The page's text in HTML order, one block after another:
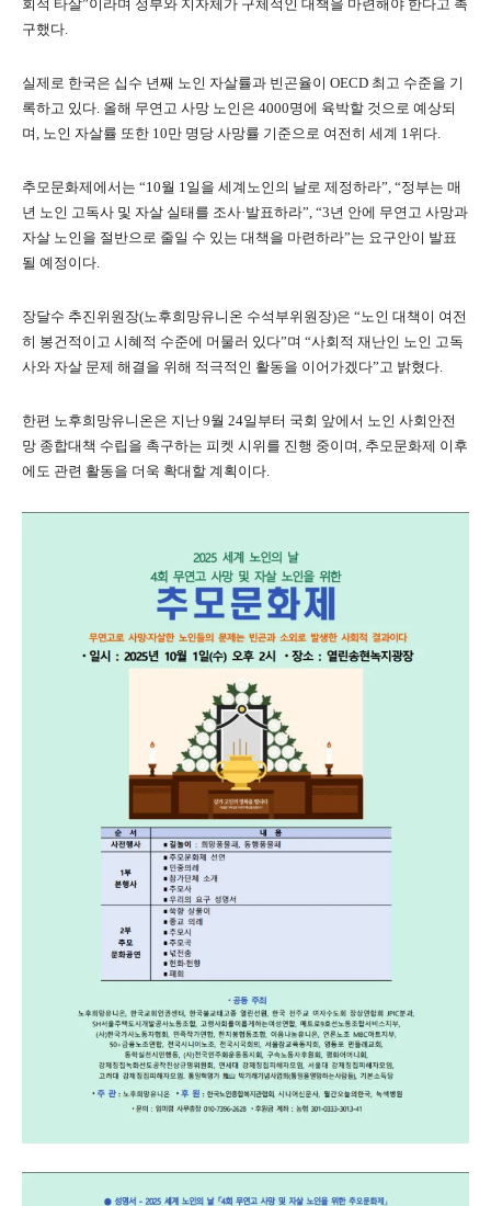
회적 타살”이라며 정부와 지자체가 구체적인 대책을 마련해야 한다고 촉
구했다.
실제로 한국은 십수 년째 노인 자살률과 빈곤율이 OECD 최고 수준을 기
록하고 있다. 올해 무연고 사망 노인은 4000명에 육박할 것으로 예상되
며, 노인 자살률 또한 10만 명당 사망률 기준으로 여전히 세계 1위다.
추모문화제에서는 “10월 1일을 세계노인의 날로 제정하라”, “정부는 매
년 노인 고독사 및 자살 실태를 조사·발표하라”, “3년 안에 무연고 사망과
자살 노인을 절반으로 줄일 수 있는 대책을 마련하라”는 요구안이 발표
될 예정이다.
장달수 추진위원장(노후희망유니온 수석부위원장)은 “노인 대책이 여전
히 봉건적이고 시혜적 수준에 머물러 있다”며 “사회적 재난인 노인 고독
사와 자살 문제 해결을 위해 적극적인 활동을 이어가겠다”고 밝혔다.
한편 노후희망유니온은 지난 9월 24일부터 국회 앞에서 노인 사회안전
망 종합대책 수립을 촉구하는 피켓 시위를 진행 중이며, 추모문화제 이후
에도 관련 활동을 더욱 확대할 계획이다.